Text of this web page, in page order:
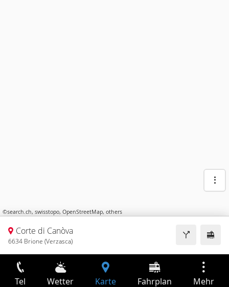
©search.ch, swisstopo, OpenStreetMap, others
Corte di Canòva
6634 Brione (Verzasca)
Tel Wetter Karte Fahrplan Mehr